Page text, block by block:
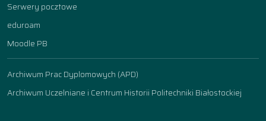
Serwery pocztowe
eduroam
Moodle PB
Archiwum Prac Dyplomowych (APD)
Archiwum Uczelniane i Centrum Historii Politechniki Białostockiej